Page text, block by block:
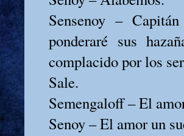
Sensenoy –
ponderaré sus
complacido por los
Sale.
Semengaloff – El
Senoy – El amor un